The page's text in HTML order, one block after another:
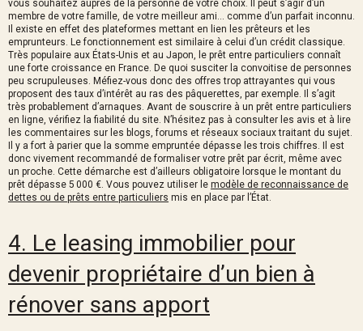
vous souhaitez auprès de la personne de votre choix. Il peut s’agir d’un
membre de votre famille, de votre meilleur ami… comme d’un parfait inconnu.
Il existe en effet des plateformes mettant en lien les prêteurs et les
emprunteurs. Le fonctionnement est similaire à celui d’un crédit classique.
Très populaire aux États-Unis et au Japon, le prêt entre particuliers connaît
une forte croissance en France. De quoi susciter la convoitise de personnes
peu scrupuleuses. Méfiez-vous donc des offres trop attrayantes qui vous
proposent des taux d’intérêt au ras des pâquerettes, par exemple. Il s’agit
très probablement d’arnaques. Avant de souscrire à un prêt entre particuliers
en ligne, vérifiez la fiabilité du site. N’hésitez pas à consulter les avis et à lire
les commentaires sur les blogs, forums et réseaux sociaux traitant du sujet.
Il y a fort à parier que la somme empruntée dépasse les trois chiffres. Il est
donc vivement recommandé de formaliser votre prêt par écrit, même avec
un proche. Cette démarche est d’ailleurs obligatoire lorsque le montant du
prêt dépasse 5 000 €. Vous pouvez utiliser le modèle de reconnaissance de
dettes ou de prêts entre particuliers mis en place par l’État.
4. Le leasing immobilier pour
devenir propriétaire d’un bien à
rénover sans apport